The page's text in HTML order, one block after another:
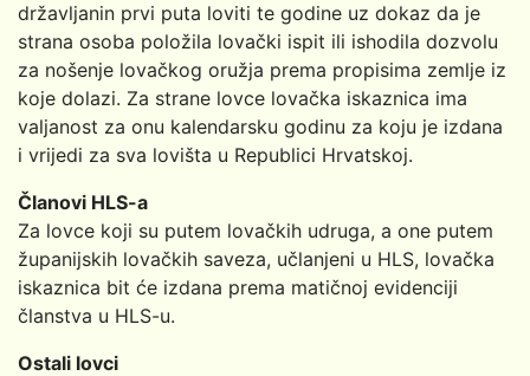
državljanin prvi puta loviti te godine uz dokaz da je
strana osoba položila lovački ispit ili ishodila dozvolu
za nošenje lovačkog oružja prema propisima zemlje iz
koje dolazi. Za strane lovce lovačka iskaznica ima
valjanost za onu kalendarsku godinu za koju je izdana
i vrijedi za sva lovišta u Republici Hrvatskoj.
Članovi HLS-a
Za lovce koji su putem lovačkih udruga, a one putem
županijskih lovačkih saveza, učlanjeni u HLS, lovačka
iskaznica bit će izdana prema matičnoj evidenciji
članstva u HLS-u.
Ostali lovci